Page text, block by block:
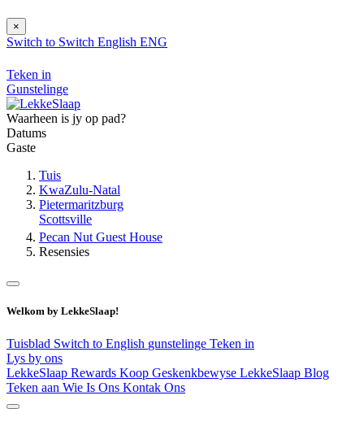
×
Switch to Switch English ENG
Teken in
Gunstelinge
Waarheen is jy op pad?
Datums
Gaste
Tuis
KwaZulu-Natal
Pietermaritzburg
Scottsville
Pecan Nut Guest House
Resensies
Welkom by LekkeSlaap!
Tuisblad Switch to English gunstelinge Teken in
Lys by ons
LekkeSlaap Rewards Koop Geskenkbewyse LekkeSlaap Blog
Teken aan Wie Is Ons Kontak Ons